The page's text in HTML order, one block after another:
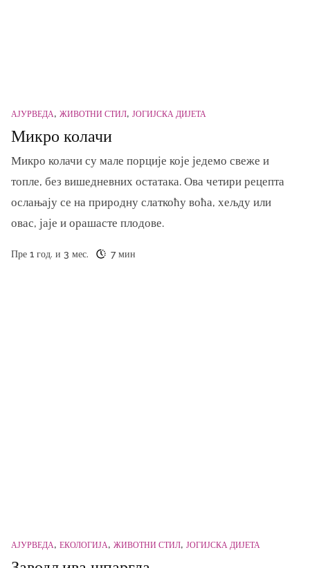
АЈУРВЕДА ЖИВОТНИ СТИЛ ЈОГИЈСКА ДИЈЕТА
Микро колачи
Микро колачи су мале порције које једемо свеже и
топле, без вишедневних остатака. Ова четири рецепта
ослањају се на природну слаткоћу воћа, хељду или
овас, јаје и орашасте плодове.
Пре 1 год. и 3 мес. 7 мин
АЈУРВЕДА ЕКОЛОГИЈА ЖИВОТНИ СТИЛ ЈОГИЈСКА ДИЈЕТА